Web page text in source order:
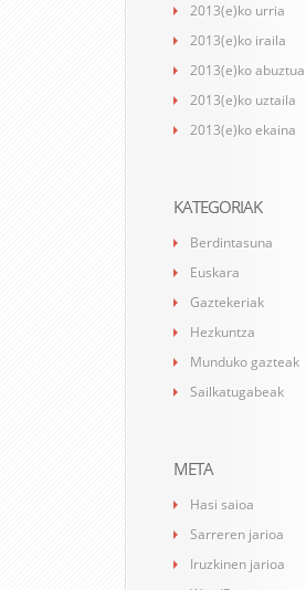
2013(e)ko urria
2013(e)ko iraila
2013(e)ko abuztua
2013(e)ko uztaila
2013(e)ko ekaina
KATEGORIAK
Berdintasuna
Euskara
Gaztekeriak
Hezkuntza
Munduko gazteak
Sailkatugabeak
META
Hasi saioa
Sarreren jarioa
Iruzkinen jarioa